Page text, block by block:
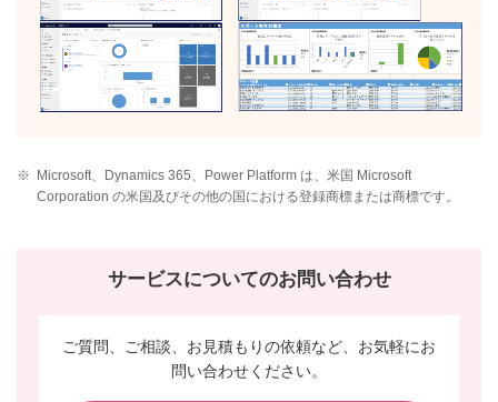
※
Microsoft、Dynamics 365、Power Platform は、米国 Microsoft
Corporation の米国及びその他の国における登録商標または商標です。
サービスについてのお問い合わせ
ご質問、ご相談、お見積もりの依頼など、お気軽にお
問い合わせください。